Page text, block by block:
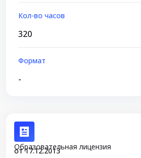
Кол-во часов
320
Формат
-
Образовательная лицензия
от 17.12.2013